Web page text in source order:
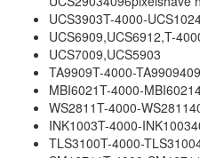
UCS3903T-4000-
UCS6909,UCS6912,T-
UCS7009,UCS5903
TA9909T-4000-
MBI6021T-4000-
WS2811T-4000-
INK1003T-4000-
TLS3100T-4000-